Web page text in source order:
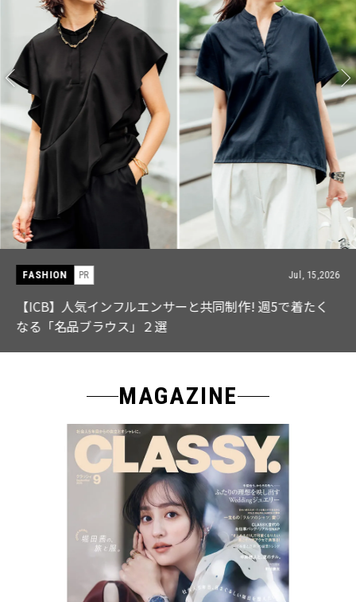
FASHION PR Jul, 15,2026
【ICB】人気インフルエンサーと共同制作! 週5で着たく
なる「名品ブラウス」２選
MAGAZINE